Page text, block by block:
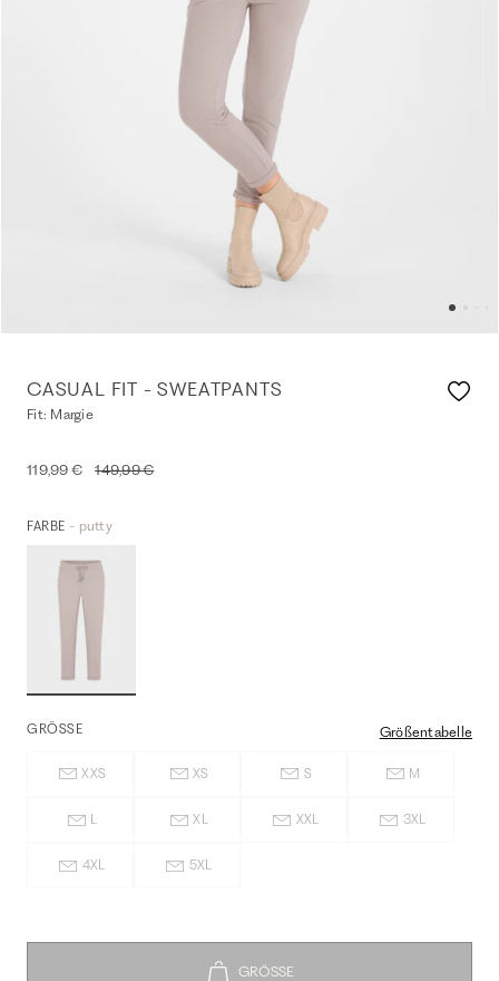
CASUAL FIT - SWEATPANTS
Fit: Margie
119,99 € 149,99 €
FARBE - putty
GRÖSSE Größentabelle
XXS XS S M
L XL XXL 3XL
4XL 5XL